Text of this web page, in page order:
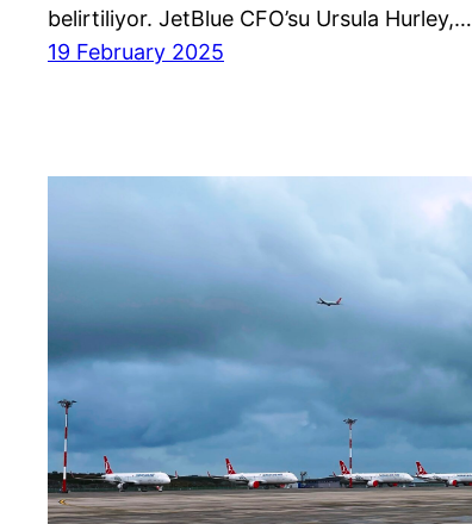
belirtiliyor. JetBlue CFO’su Ursula Hurley,…
19 February 2025